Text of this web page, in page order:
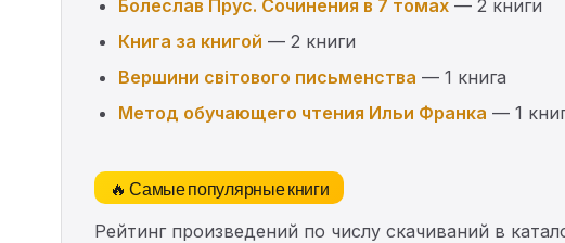
Болеслав Прус. Сочинения в 7 томах — 2 книги
Книга за книгой — 2 книги
Вершини світового письменства — 1 книга
Метод обучающего чтения Ильи Франка — 1
🔥 Самые популярные книги
Рейтинг произведений по числу скачиваний в